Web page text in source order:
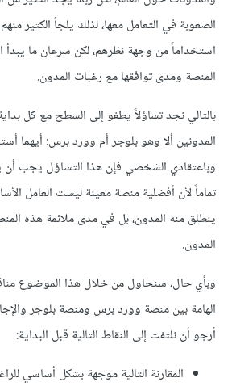
الصعوبة في التعامل معها، لذلك يلجأ الكثير
استخداماً من وجهة نظرهم، لكن سرعان ما يبدأ
المنصة ومدى توافقها مع رغبات المدون.
بالتالي نجد تساؤلاً يطفو إلى السطح مع كل
المدونين ألا وهو بلوجر أم وورد برس: أيهما
وباعتقادي الشخصي فإن هذا التساؤل يجب
تماماً لأن أفضلية منصة معينة ليست العامل
ينطلق منه المدون، بل في مدى ملائمة هذه
المدون.
وبأي حال، سنحاول من خلال هذا الموضوع
الهامة بين منصة وورد برس ومنصة بلوجر
أرجو أن نلتفت إلى النقاط التالية قبل البداية:
المقارنة التالية موجهة بشكل أساسي